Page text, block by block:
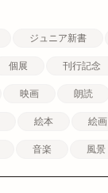
ジュニア新書
個展 刊行記念
映画 朗読
絵本 絵画
音楽 風景